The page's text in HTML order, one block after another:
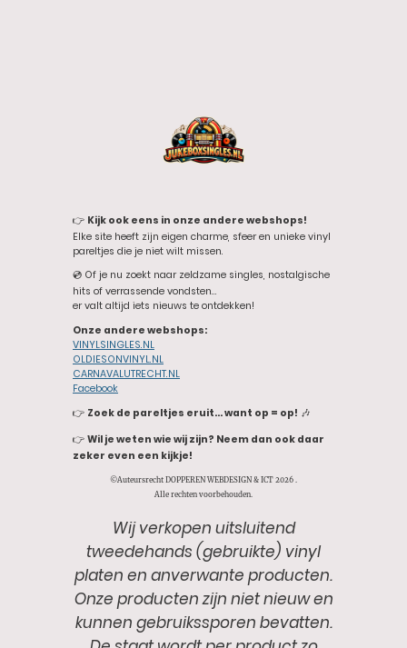
👉 Kijk ook eens in onze andere webshops!
Elke site heeft zijn eigen charme, sfeer en unieke vinyl
pareltjes die je niet wilt missen.
💿 Of je nu zoekt naar zeldzame singles, nostalgische
hits of verrassende vondsten…
er valt altijd iets nieuws te ontdekken!
Onze andere webshops:
VINYLSINGLES.NL
OLDIESONVINYL.NL
CARNAVALUTRECHT.NL
Facebook
👉 Zoek de pareltjes eruit… want op = op! 🎶
👉 Wil je weten wie wij zijn? Neem dan ook daar
zeker even een kijkje!
©Auteursrecht DOPPEREN WEBDESIGN & ICT 2026 .
Alle rechten voorbehouden.
Wij verkopen uitsluitend
tweedehands (gebruikte) vinyl
platen en anverwante producten.
Onze producten zijn niet nieuw en
kunnen gebruikssporen bevatten.